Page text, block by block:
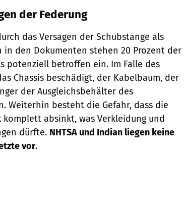
der Federung
das Versagen der Schubstange als
den Dokumenten stehen 20 Prozent der
potenziell betroffen ein. Im Falle des
Chassis beschädigt, der Kabelbaum, der
der Ausgleichsbehälter des
Weiterhin besteht die Gefahr, dass die
komplett absinkt, was Verkleidung und
dürfte. NHTSA und Indian liegen keine
vor.